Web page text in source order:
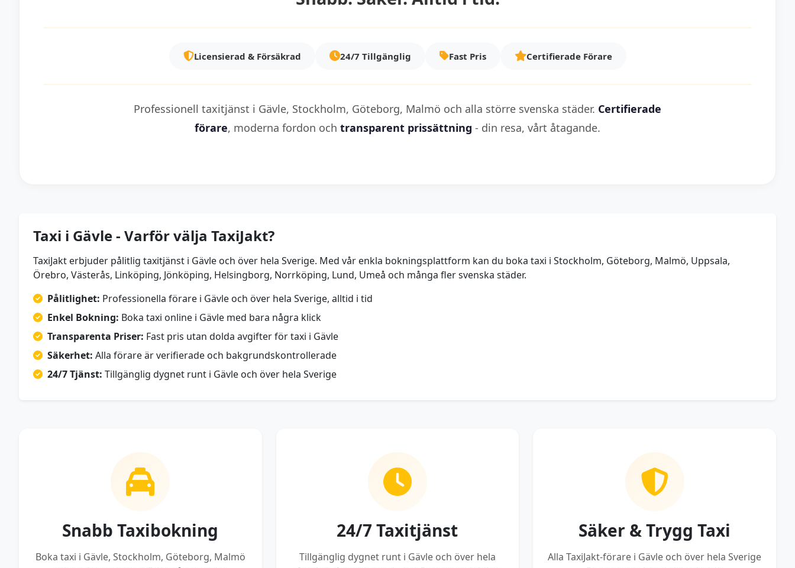
Licensierad & Försäkrad 24/7 Tillgänglig Fast Pris Certifierade Förare
Professionell taxitjänst i Gävle, Stockholm, Göteborg, Malmö och alla större svenska städer. Certifierade
förare, moderna fordon och transparent prissättning - din resa, vårt åtagande.
Taxi i Gävle - Varför välja TaxiJakt?
TaxiJakt erbjuder pålitlig taxitjänst i Gävle och över hela Sverige. Med vår enkla bokningsplattform kan du boka taxi i Stockholm, Göteborg, Malmö, Uppsala,
Örebro, Västerås, Linköping, Jönköping, Helsingborg, Norrköping, Lund, Umeå och många fler svenska städer.
Pålitlighet: Professionella förare i Gävle och över hela Sverige, alltid i tid
Enkel Bokning: Boka taxi online i Gävle med bara några klick
Transparenta Priser: Fast pris utan dolda avgifter för taxi i Gävle
Säkerhet: Alla förare är verifierade och bakgrundskontrollerade
24/7 Tjänst: Tillgänglig dygnet runt i Gävle och över hela Sverige
Snabb Taxibokning
Boka taxi i Gävle, Stockholm, Göteborg, Malmö
24/7 Taxitjänst
Tillgänglig dygnet runt i Gävle och över hela
Säker & Trygg Taxi
Alla TaxiJakt-förare i Gävle och över hela Sverige